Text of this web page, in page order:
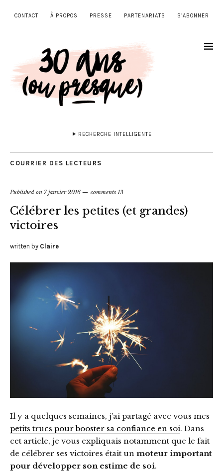
CONTACT À PROPOS PRESSE PARTENARIATS S’ABONNER
RECHERCHE INTELLIGENTE
COURRIER DES LECTEURS
Published on 7 janvier 2016 comments 13
Célébrer les petites (et grandes)
victoires
written by Claire
Il y a quelques semaines, j’ai partagé avec vous mes
petits trucs pour booster sa confiance en soi. Dans
cet article, je vous expliquais notamment que le fait
de célébrer ses victoires était un moteur important
pour développer son estime de soi.